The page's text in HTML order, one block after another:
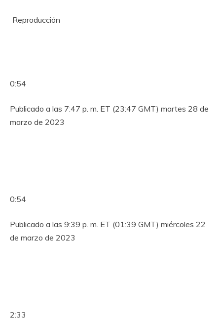
Reproducción
0:54
Publicado a las 7:47 p. m. ET (23:47 GMT) martes 28 de
marzo de 2023
0:54
Publicado a las 9:39 p. m. ET (01:39 GMT) miércoles 22
de marzo de 2023
2:33